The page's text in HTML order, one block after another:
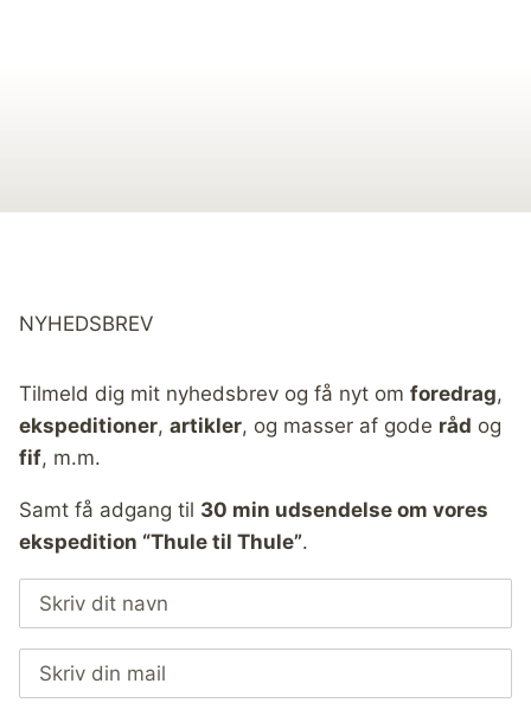
NYHEDSBREV
Tilmeld dig mit nyhedsbrev og få nyt om foredrag,
ekspeditioner, artikler, og masser af gode råd og
fif, m.m.
Samt få adgang til 30 min udsendelse om vores
ekspedition “Thule til Thule”.